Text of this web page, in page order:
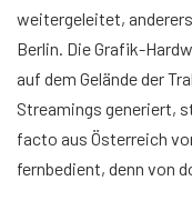
weitergeleitet,
Berlin. Die Grafik-
auf dem Gelände der
Streamings generiert,
facto aus Österreich
fernbedient, denn von